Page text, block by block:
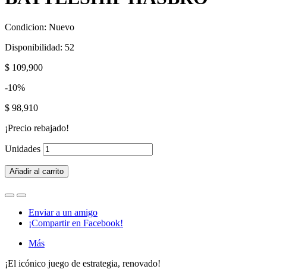
Condicion: Nuevo
Disponibilidad: 52
$ 109,900
-10%
$ 98,910
¡Precio rebajado!
Unidades
Añadir al carrito
Enviar a un amigo
¡Compartir en Facebook!
Más
¡El icónico juego de estrategia, renovado!